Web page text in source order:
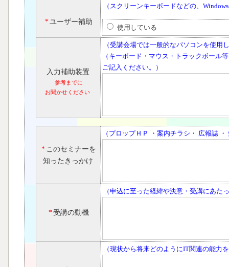
* ユーザー補助
（スクリーンキーボードなどの、
使用している
入力補助装置
参考までに
お聞かせください
（受講会場では一般的なパソコンを使用
（キーボード・マウス・トラックボール
ご記入ください。）
* このセミナーを
知ったきっかけ
（プロップＨＰ ・案内チラシ・ 広報誌
*受講の動機
（申込に至った経緯や決意・受講にあた
（現状から将来どのようにIT関連の能力